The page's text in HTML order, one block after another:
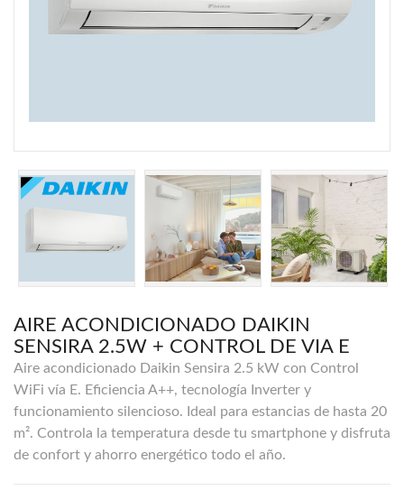
AIRE ACONDICIONADO DAIKIN
SENSIRA 2.5W + CONTROL DE VIA E
Aire acondicionado Daikin Sensira 2.5 kW con Control
WiFi vía E. Eficiencia A++, tecnología Inverter y
funcionamiento silencioso. Ideal para estancias de hasta 20
m². Controla la temperatura desde tu smartphone y disfruta
de confort y ahorro energético todo el año.